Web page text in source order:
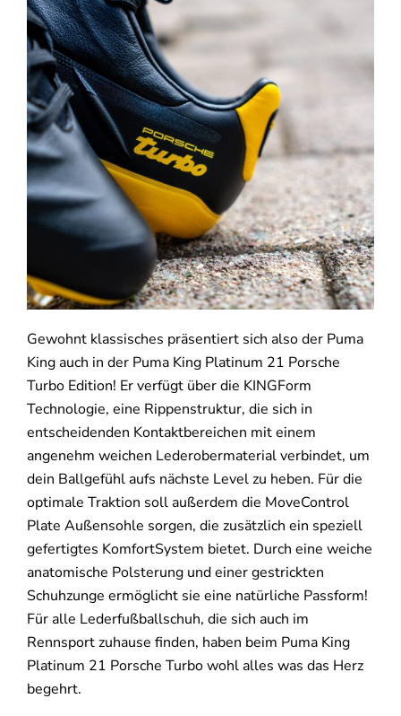
Gewohnt klassisches präsentiert sich also der Puma
King auch in der Puma King Platinum 21 Porsche
Turbo Edition! Er verfügt über die KINGForm
Technologie, eine Rippenstruktur, die sich in
entscheidenden Kontaktbereichen mit einem
angenehm weichen Lederobermaterial verbindet, um
dein Ballgefühl aufs nächste Level zu heben. Für die
optimale Traktion soll außerdem die MoveControl
Plate Außensohle sorgen, die zusätzlich ein speziell
gefertigtes KomfortSystem bietet. Durch eine weiche
anatomische Polsterung und einer gestrickten
Schuhzunge ermöglicht sie eine natürliche Passform!
Für alle Lederfußballschuh, die sich auch im
Rennsport zuhause finden, haben beim Puma King
Platinum 21 Porsche Turbo wohl alles was das Herz
begehrt.